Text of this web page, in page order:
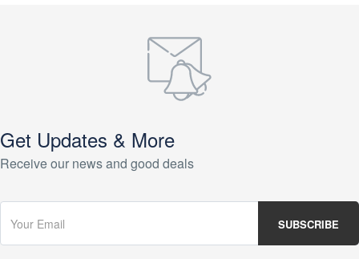
Get Updates & More
Receive our news and good deals